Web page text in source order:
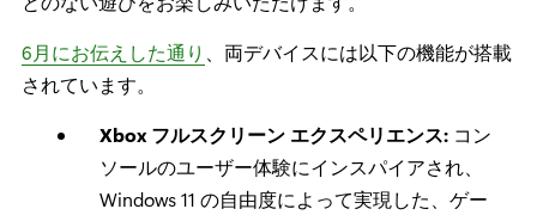
6月にお伝えした通り 、両デバイスには以下の機能が搭載
されています。
Xbox フルスクリーン エクスペリエンス:コン
ソールのユーザー体験にインスパイアされ、
Windows 11 の自由度によって実現した、ゲー